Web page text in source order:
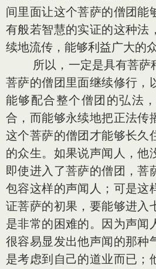
间里面让这个菩萨的僧团能
有般若智慧的实证的这种法
续地流传，能够利益广大的众
所以，一定是具有菩萨
菩萨的僧团里面继续修行，
能够配合整个僧团的弘法
合，而能够永续地把正法传
这个菩萨的僧团才能够长久
的众生。如果说声闻人，他
即使进入了菩萨的僧团，菩
包容这样的声闻人；可是这
证菩萨的初果，要能够进入
是非常的困难的。因为声闻
很容易显发出他声闻的那种
是考虑到自己的道业而已；